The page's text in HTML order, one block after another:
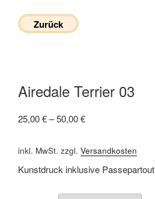
Zurück
Airedale Terrier 03
25,00€–50,00€
inkl. MwSt. zzgl. Versandkosten
Kunstdruck inklusive Passepartout